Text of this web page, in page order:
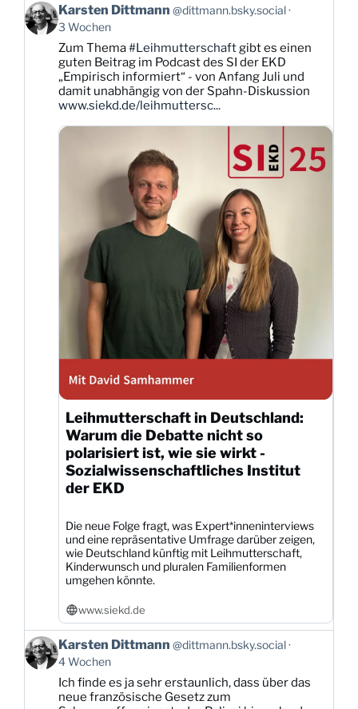
Beitrag
von
Karsten
Dittmann
Bluesky
ansehen
Karsten Dittmann @dittmann.bsky.social
3 Wochen
Zum Thema#Leihmutterschaftgibt es einen
guten Beitrag im Podcast des SI der EKD
„Empirisch informiert“ - von Anfang Juli und
damit unabhängig von der Spahn-Diskussion
www.siekd.de/leihmuttersc...
Leihmutterschaft in Deutschland:
Warum die Debatte nicht so
polarisiert ist, wie sie wirkt -
Sozialwissenschaftliches Institut
der EKD
Die neue Folge fragt, was Expert*inneninterviews
und eine repräsentative Umfrage darüber zeigen,
wie Deutschland künftig mit Leihmutterschaft,
Kinderwunsch und pluralen Familienformen
umgehen könnte.
www.siekd.de
Beitrag
von
Karsten
Dittmann
Karsten Dittmann @dittmann.bsky.social
4 Wochen
Ich finde es ja sehr erstaunlich, dass über das
neue französische Gesetz zum